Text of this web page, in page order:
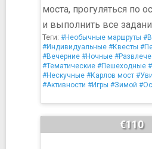
моста, прогуляться по
и выполнить все
Теги: #Необычные маршруты
#Индивидуальные #Квесты
#Вечерние #Ночные
#Тематические #Пешеходные
#Нескучные #Карлов мост
#Активности #Игры #Зимой
€110